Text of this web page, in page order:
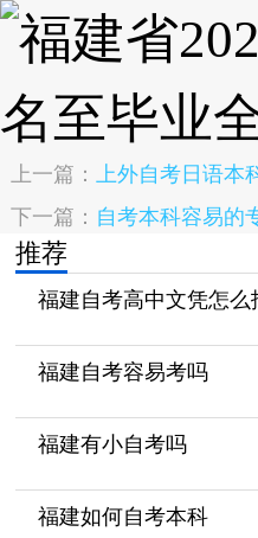
上一篇：上外自考日语本
下一篇： 自考本科容易的
推荐
福建自考高中文凭怎么
福建自考容易考吗
福建有小自考吗
福建如何自考本科